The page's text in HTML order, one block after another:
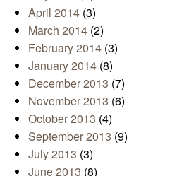
April 2014 (3)
March 2014 (2)
February 2014 (3)
January 2014 (8)
December 2013 (7)
November 2013 (6)
October 2013 (4)
September 2013 (9)
July 2013 (3)
June 2013 (8)